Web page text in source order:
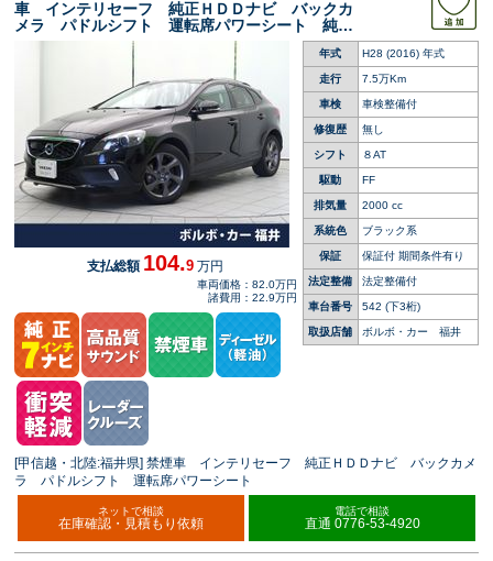
車 インテリセーフ 純正ＨＤＤナビ バックカ
メラ パドルシフト 運転席パワーシート 純正
１８インチアルミホイール ＬＥＤヘッドライ
ト ＢＬＩＳ クルーズコントロール ＥＴＣ
年式 H28 (2016) 年式
走行 7.5万Km
車検 車検整備付
修復歴 無し
シフト ８AT
駆動 FF
排気量 2000 cc
系統色 ブラック系
保証 保証付 期間条件有り
法定整備 法定整備付
車台番号 542 (下3桁)
取扱店舗 ボルボ・カー 福井
支払総額104.9 万円
車両価格：82.0万円
諸費用：22.9万円
[甲信越・北陸:福井県] 禁煙車 インテリセーフ 純正ＨＤＤナビ バックカメ
ラ パドルシフト 運転席パワーシート
ネットで相談
在庫確認・見積もり依頼
電話で相談
直通 0776-53-4920